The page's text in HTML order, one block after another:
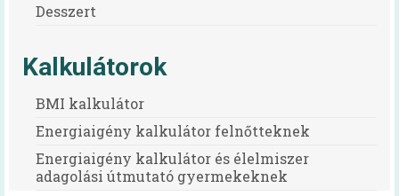
Rólunk
Munkatársak
Galéria
Hírek
Desszert
Kalkulátorok
BMI kalkulátor
Energiaigény kalkulátor felnőtteknek
Energiaigény kalkulátor és élelmiszer
adagolási útmutató gyermekeknek